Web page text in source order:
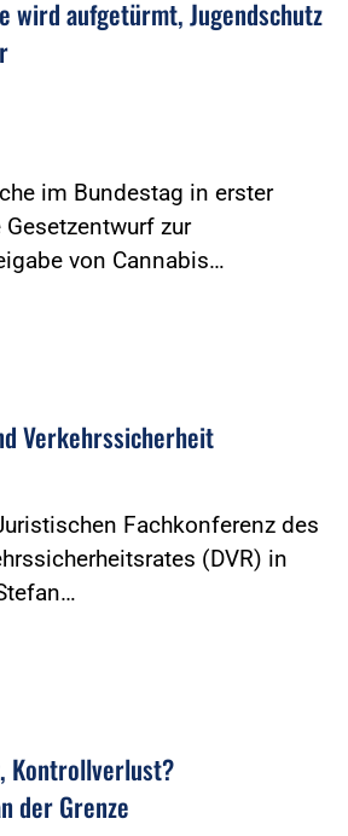
wird aufgetürmt, Jugendschutz
im Bundestag in erster
zur
von Cannabis…
Verkehrssicherheit
Fachkonferenz des
(DVR) in
Kontrollverlust?
der Grenze